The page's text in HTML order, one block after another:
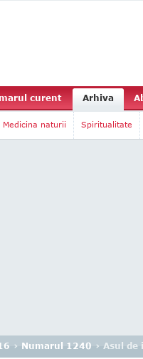
curent Arhiva
Medicina naturii Spiritualitate
› Numarul 1240 › Asul de